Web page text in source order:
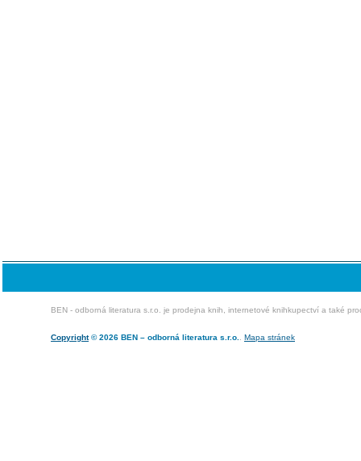
BEN - odborná literatura s.r.o. je prodejna knih, internetové knihkupectví a také
Copyright© 2026 BEN – odborná literatura s.r.o. Mapa stránek